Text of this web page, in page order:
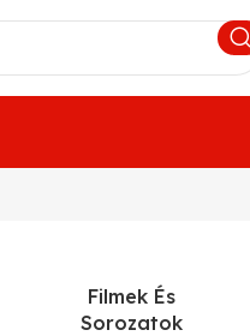
Filmek És
Sorozatok